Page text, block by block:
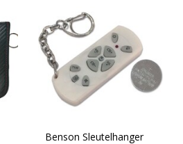
Benson Sleutelhanger